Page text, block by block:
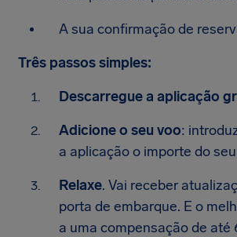
A sua confirmação de
Três passos simples:
Descarregue a aplicação
Adicione o seu voo:
a aplicação o importe do
Relaxe. Vai receber
porta de embarque. E o
a uma compensação de